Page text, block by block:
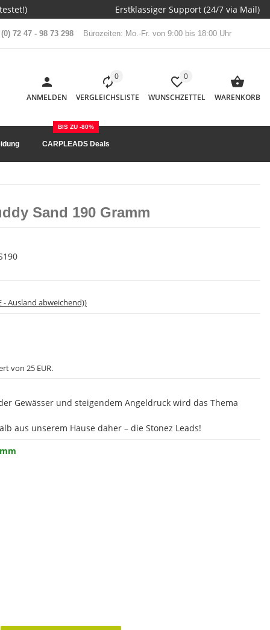
Erstklassiger Support (24/7 via Mail)
72 47 - 98 73 298 Bürozeiten: Mo.-Fr. von 9:00 bis 18:00 Uhr
ANMELDEN
0
VERGLEICHSLISTE
0
WUNSCHZETTEL WARENKORB
CARPLEADS Deals
BIS ZU -80%
Sand 190 Gramm
- Ausland abweichend))
von 25 EUR.
Gewässer und steigendem Angeldruck wird das Thema
aus unserem Hause daher – die Stonez Leads!